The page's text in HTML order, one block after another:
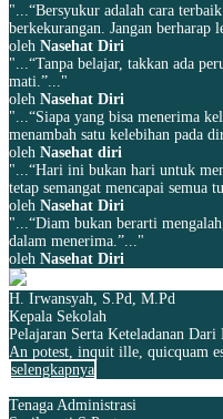
"...“Bersyukur adalah cara
berkekurangan. Jangan berharap
oleh Nasehat Diri
"...“Tanpa belajar, takkan ada
mati.”..."
oleh Nasehat Diri
"...“Siapa yang bisa menerima
menambah satu kelebihan pada
oleh Nasehat diri
"...“Hari ini bukan hari untuk
tetap semangat mencapai semua
oleh Nasehat Diri
"...“Diam bukan berarti
dalam menerima.”..."
oleh Nasehat Diri
H. Irwansyah, S.Pd, M.Pd
Kepala Sekolah
Pelajaran Serta Keteladanan Dari
An potest, inquit ille, quicquam
selengkapnya
Tenaga Administrasi